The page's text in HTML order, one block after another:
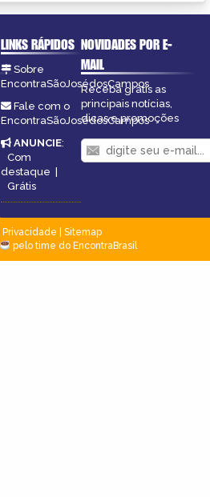
LINKS RÁPIDOS
Sobre
EncontraSãoJosédosCampos
Fale com o
EncontraSãoJosédosCampos
ANUNCIE:
Com
destaque
Grátis
NOVIDADES POR E-
MAIL
Receba grátis as
principais notícias,
dicas e promoções
Privacidade
Sitemap
pelo time do EncontraBrasil